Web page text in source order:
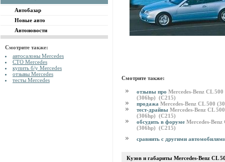
Автобазар
Новые авто
Автоновости
Смотрите также:
автосалоны Mercedes
СТО Mercedes
купить б/у Mercedes
отзывы Mercedes
тесты Mercedes
Смотрите также:
отзывы про Mercedes-Benz CL 500
(306hp) (C215)
продажа Mercedes-Benz CL 500
тест-драйвы Mercedes-Benz CL 500
(306hp) (C215)
обсудить в форуме Mercedes-Benz
(306hp) (C215)
сравнить с другими
Кузов и габариты Mercedes-Benz CL